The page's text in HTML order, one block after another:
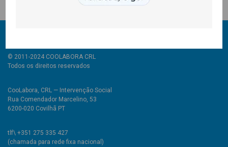
© 2011-2024 COOLABORA CRL
Todos os direitos reservados
CooLabora, CRL — Intervenção Social
Rua Comendador Marcelino, 53
6200-020 Covilhã PT
tlf\ +351 275 335 427
(chamada para rede fixa nacional)